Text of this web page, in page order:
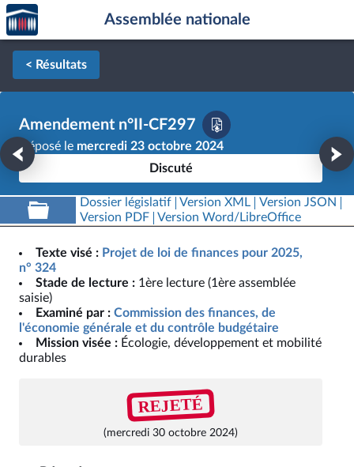
Aller au contenu
Aller en bas de la page
Accèder
à la
page
d'accueil
Assemblée nationale
< Résultats
Amendement n°II-CF297
Déposé le mercredi 23 octobre 2024
Discuté
Dossier législatif Version XML
Version JSON
Version PDF
Version Word/LibreOffice
Texte visé : Projet de loi de finances pour 2025,
n° 324
Stade de lecture : 1ère lecture (1ère assemblée
saisie)
Examiné par : Commission des finances, de
l'économie générale et du contrôle budgétaire
Mission visée : Écologie, développement et mobilité
durables
REJETÉ
(mercredi 30 octobre 2024)